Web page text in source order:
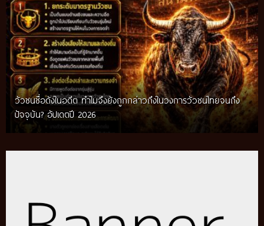
วัวชนชื่อดังในอดีต ทำไมจึงยังถูกกล่าวถึงในวงการวัวชนไทยจนถึง
ปัจจุบัน? อัปเดตปี 2026
กติกาวัวชนสมัยก่อน วิถีการแข่งขันดั้งเดิมที่สืบทอดผ่านภูมิปัญญา
ท้องถิ่น อัปเดตปี 2026